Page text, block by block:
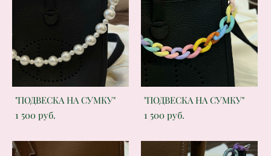
"ПОДВЕСКА НА СУМКУ"
1 500 pуб.
"ПОДВЕСКА НА СУМКУ"
1 500 pуб.